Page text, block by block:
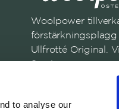
to analyse our
Woolpower
förstärkningsplagg
Ullfrotté Original.
Sverige.
Anmäl dig till